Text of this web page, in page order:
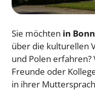
Sie möchten in
über die kulturellen
und Polen erfahren?
Freunde oder
in ihrer